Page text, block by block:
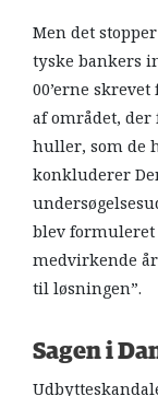
Men det
tyske bankers
00’erne
af området, der
huller, som de
konkluderer
blev formuleret
medvirkende
til løsningen”.
Sagen i